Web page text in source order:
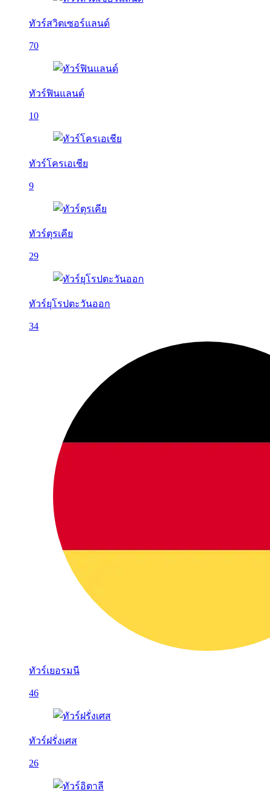
ทัวร์สวิตเซอร์แลนด์
70
ทัวร์ฟินแลนด์
10
ทัวร์โครเอเชีย
9
ทัวร์ตุรเคีย
29
ทัวร์ยุโรปตะวันออก
34
ทัวร์เยอรมนี
46
ทัวร์ฝรั่งเศส
26